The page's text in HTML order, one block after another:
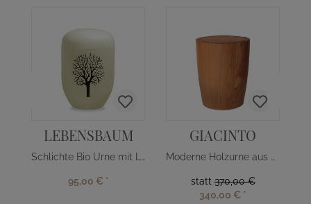
LEBENSBAUM
Schlichte Bio Urne mit Lebensbaum
95,00 € *
GIACINTO
Moderne Holzurne aus Kirschbaum
statt370,00 €
340,00 € *